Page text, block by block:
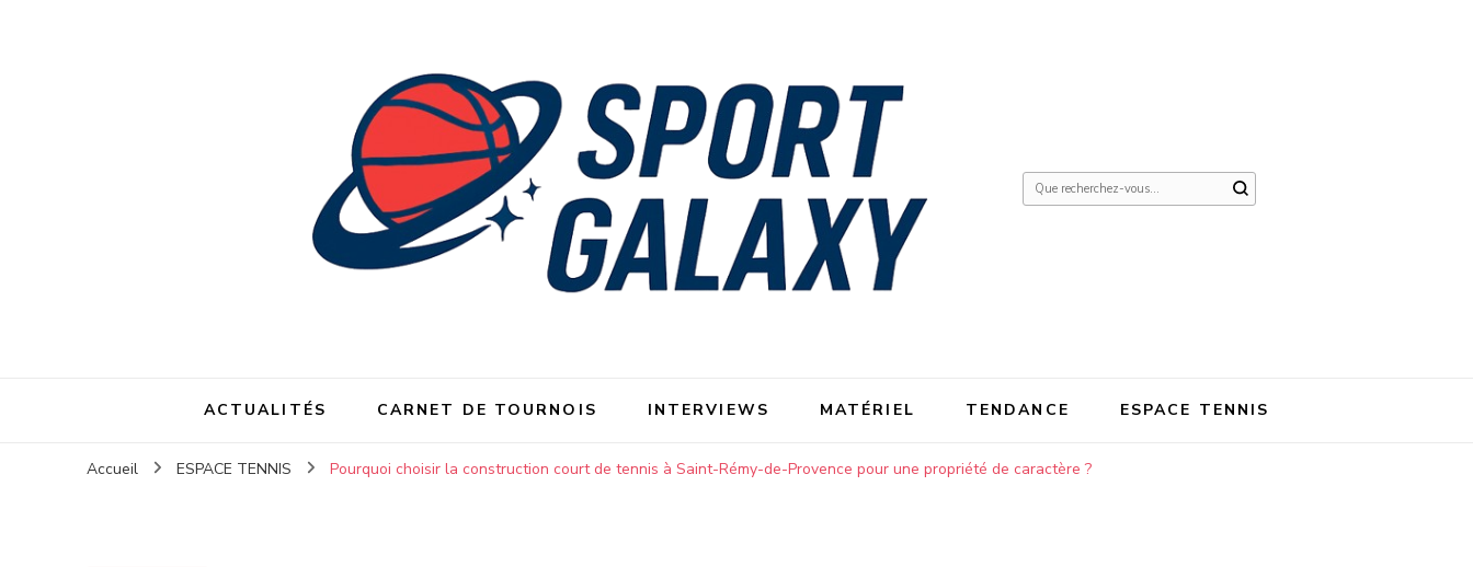
Vous
ACTUALITÉS CARNET DE TOURNOIS INTERVIEWS MATÉRIEL TENDANCE ESPACE TENNIS
Accueil ESPACE TENNIS Pourquoi choisir la construction court de tennis à Saint-Rémy-de-Provence pour une propriété de caractère ?